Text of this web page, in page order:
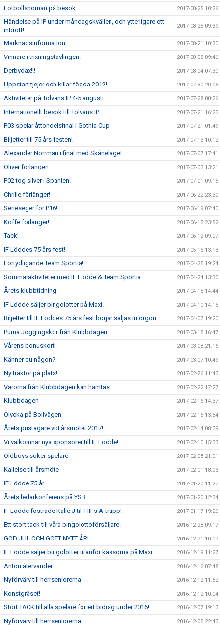
Fotbollshörnan på besök 2017-08-25 10:26
Händelse på IP under måndagskvällen, och ytterligare ett
inbrott!
2017-08-25 09:39
Marknadsinformation 2017-08-21 10:30
Vinnare i trixningstävlingen. 2017-08-08 09:46
Derbydax!!! 2017-08-04 07:30
Uppstart tjejer och killar födda 2012! 2017-07-30 20:05
Aktiviteter på Tolvans IP 4-5 augusti 2017-07-28 00:26
Internationellt besök till Tolvans IP 2017-07-21 16:23
P03 spelar åttondelsfinal i Gothia Cup 2017-07-21 01:49
Biljetter till 75 års festen! 2017-07-13 10:12
Alexander Norrman i final med Skånelaget 2017-07-07 17:41
Oliver förlänger! 2017-07-03 13:21
P02 tog silver i Spanien! 2017-07-01 09:15
Chrille förlänger! 2017-06-22 23:30
Serieseger för P16! 2017-06-19 07:40
Koffe förlänger! 2017-06-15 23:52
Tack! 2017-06-12 09:07
IF Löddes 75 års fest! 2017-05-15 13:13
Förtydligande Team Sportia! 2017-04-25 19:24
Sommaraktiviteter med IF Lödde & Team Sportia 2017-04-24 13:30
Årets klubbtidning 2017-04-15 14:44
IF Lödde säljer bingolotter på Maxi. 2017-04-10 14:15
Biljetter till IF Löddes 75 års fest börjar säljas imorgon. 2017-04-07 19:20
Puma Joggingskor från Klubbdagen 2017-03-15 16:47
Vårens bonuskort 2017-03-08 21:16
Känner du någon? 2017-03-07 10:49
Ny traktor på plats! 2017-02-26 11:43
Varorna från Klubbdagen kan hämtas 2017-02-22 17:27
Klubbdagen 2017-02-16 14:37
Olycka på Bollvägen 2017-02-16 13:54
Årets pristagare vid årsmötet 2017! 2017-02-14 08:39
Vi välkomnar nya sponsorer till IF Lödde! 2017-02-10 15:33
Oldboys söker spelare 2017-02-08 21:01
Kallelse till årsmöte 2017-02-01 18:03
IF Lödde 75 år 2017-01-27 11:27
Årets ledarkonferens på YSB 2017-01-20 12:34
IF Lödde fostrade Kalle J till HIFs A-trupp! 2017-01-17 19:26
Ett stort tack till våra bingolottoförsäljare. 2016-12-28 09:17
GOD JUL OCH GOTT NYTT ÅR! 2016-12-21 10:07
IF Lödde säljer bingolotter utanför kassorna på Maxi. 2016-12-19 11:27
Anton återvänder 2016-12-16 07:48
Nyförvärv till herrseniorerna 2016-12-12 11:52
Konstgräset! 2016-12-12 10:04
Stort TACK till alla spelare för ert bidrag under 2016! 2016-12-07 19:13
Nyförvärv till herrseniorerna 2016-12-05 22:43